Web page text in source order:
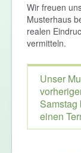
Wir freuen
Musterhaus
realen
vermitteln.
Unser
Samstag
einen